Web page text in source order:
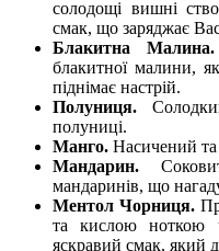
солодощі вишні
смак, що заряджає
Блакитна Малина.
блакитної малини,
піднімає настрій.
Полуниця.
полуниці.
Манго. Насичений та
Мандарин.
мандаринів, що
Ментол Чорниця.
та кислою ноткою
яскравий смак, який